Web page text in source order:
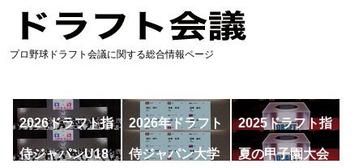
プロ野球ドラフト会議に関する総合情報ページ
2026ドラフト指
名予想
2026年ドラフト
候補
2025ドラフト指
名一覧
侍ジャパンU18
侍ジャパン大学
夏の甲子園大会